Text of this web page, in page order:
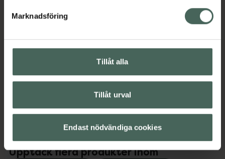
Marknadsföring
Tillåt alla
Tillåt urval
Endast nödvändiga cookies
Kategorier:
Upptäck flera produkter inom